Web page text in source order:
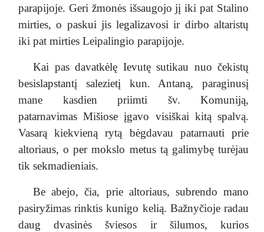
parapijoje. Geri žmonės išsaugojo jį iki pat Stalino
mirties, o paskui jis legalizavosi ir dirbo altaristų
iki pat mirties Leipalingio parapijoje.
Kai pas davatkėlę Ievutę sutikau nuo čekistų
besislapstantį salezietį kun. Antaną, paraginusį
mane kasdien priimti šv. Komuniją,
patarnavimas Mišiose įgavo visiškai kitą spalvą.
Vasarą kiekvieną rytą bėgdavau patarnauti prie
altoriaus, o per mokslo metus tą galimybę turėjau
tik sekmadieniais.
Be abejo, čia, prie altoriaus, subrendo mano
pasiryžimas rinktis kunigo kelią. Bažnyčioje radau
daug dvasinės šviesos ir šilumos, kurios